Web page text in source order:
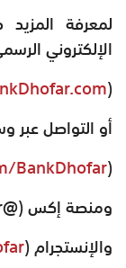
لمعرفة
الإلكتروني
(
أو التواصل عبر
(
BankDhofar
ومنصة إكس (@BankDhofar)
والإنستجرام (